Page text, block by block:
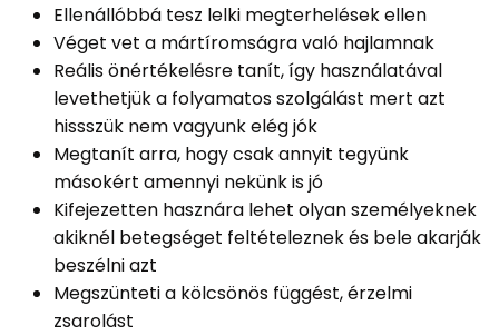
Ellenállóbbá tesz lelki megterhelések ellen
Véget vet a mártíromságra való hajlamnak
Reális önértékelésre tanít, így használatával
levethetjük a folyamatos szolgálást mert azt
hissszük nem vagyunk elég jók
Megtanít arra, hogy csak annyit tegyünk
másokért amennyi nekünk is jó
Kifejezetten hasznára lehet olyan személyeknek
akiknél betegséget feltételeznek és bele akarják
beszélni azt
Megszünteti a kölcsönös függést, érzelmi
zsarolást